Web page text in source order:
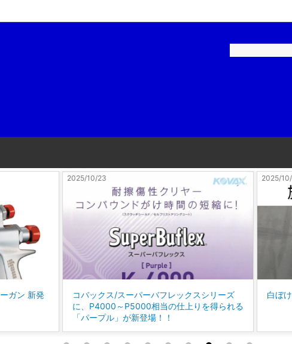
阪ガスケミカル 和信化学工業
石原ケミカル
リヤマ アネスト岩田
タベコーポレーション Plaisir(プレジール)
玉精機
シーカ・ジャパン
クリスタルプロセス
シリーズ
を得られる
2025/10/21
白ぼけた自動車用ＰＰ樹脂に！
2025/
様々